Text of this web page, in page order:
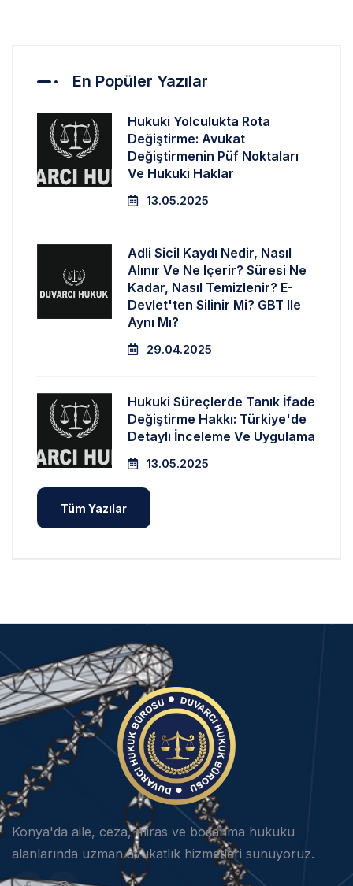
En Popüler Yazılar
Hukuki Yolculukta Rota
Değiştirme: Avukat
Değiştirmenin Püf Noktaları
Ve Hukuki Haklar
13.05.2025
Adli Sicil Kaydı Nedir, Nasıl
Alınır Ve Ne Içerir? Süresi Ne
Kadar, Nasıl Temizlenir? E-
Devlet'ten Silinir Mi? GBT Ile
Aynı Mı?
29.04.2025
Hukuki Süreçlerde Tanık İfade
Değiştirme Hakkı: Türkiye'de
Detaylı İnceleme Ve Uygulama
13.05.2025
Tüm Yazılar
Konya'da aile, ceza, miras ve boşanma hukuku
alanlarında uzman avukatlık hizmetleri sunuyoruz.